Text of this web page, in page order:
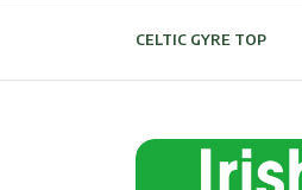
CELTIC GYRE TOP